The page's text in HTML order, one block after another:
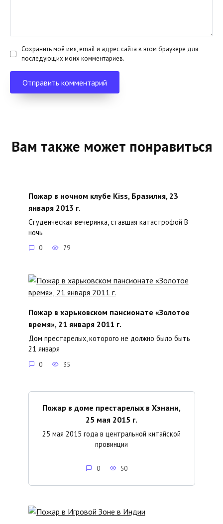
Сохранить моё имя, email и адрес сайта в этом браузере для
последующих моих комментариев.
Вам также может понравиться
Пожар в ночном клубе Kiss, Бразилия, 23
января 2013 г.
Студенческая вечеринка, ставшая катастрофой В
ночь
0 79
Пожар в харьковском пансионате «Золотое
время», 21 января 2011 г.
Дом престарелых, которого не должно было быть
21 января
0 35
Пожар в доме престарелых в Хэнани,
25 мая 2015 г.
25 мая 2015 года в центральной китайской
провинции
0 50